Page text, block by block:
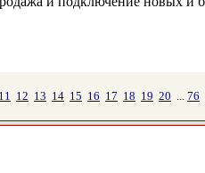
11 12 13 14 15 16 17 18 19 20 ... 76